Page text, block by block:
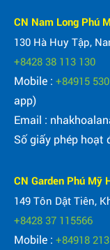
CN Nam Long Phú
130 Hà Huy Tập,
+8428 38 113 130
Mobile : +84915
app)
Email :
Số giấy phép hoạt
CN Garden Phú Mỹ
149 Tôn Dật Tiên,
+8428 37 115566
Mobile : +84918